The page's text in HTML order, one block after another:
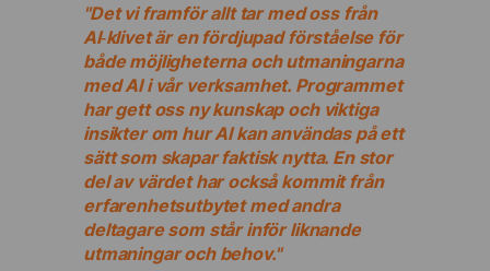
"Det vi framför allt tar med oss från
AI‑klivet är en fördjupad förståelse för
både möjligheterna och utmaningarna
med AI i vår verksamhet. Programmet
har gett oss ny kunskap och viktiga
insikter om hur AI kan användas på ett
sätt som skapar faktisk nytta. En stor
del av värdet har också kommit från
erfarenhetsutbytet med andra
deltagare som står inför liknande
utmaningar och behov."